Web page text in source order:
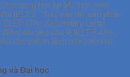
trung học tại Mỹ, học sinh
IELTS. Thay vào đó, bạn phải
SLEP (The Secondary Level
điểm đạt yêu cầu là IELTS 4.5+,
cầu chênh lệch một chút với
và Đại học